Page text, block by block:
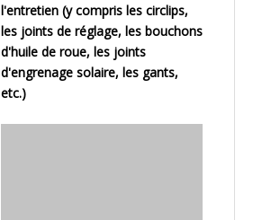
l'entretien (y compris les circlips,
les joints de réglage, les bouchons
d'huile de roue, les joints
d'engrenage solaire, les gants,
etc.)